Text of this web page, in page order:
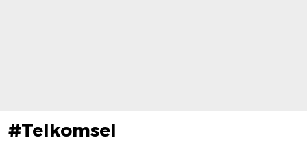
#Telkomsel